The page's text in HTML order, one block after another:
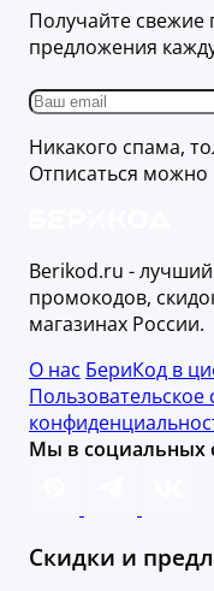
Получайте
предложения
Никакого спама,
Отписаться
Berikod.ru - лучший
промокодов,
магазинах России.
О нас БериКод в
Мы в социальных
Скидки и